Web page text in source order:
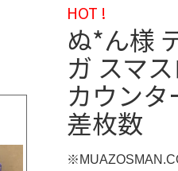
HOT !
ぬ*ん様
ガ スマ
カウン
差枚数